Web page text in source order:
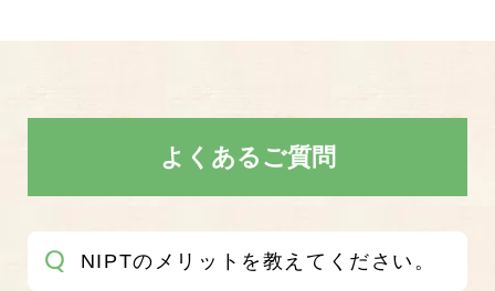
よくあるご質問
NIPTのメリットを教えてください。